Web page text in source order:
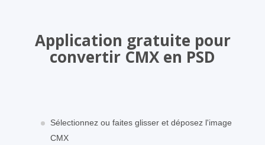
Application gratuite pour
convertir CMX en PSD
Sélectionnez ou faites glisser et déposez l'image
CMX